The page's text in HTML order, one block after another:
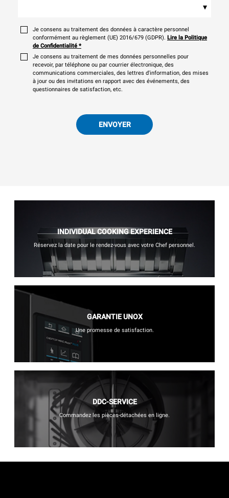
▾
Je consens au traitement des données à caractère personnel
conformément au règlement (UE) 2016/679 (GDPR). Lire la Politique
de Confidentialité *
Je consens au traitement de mes données personnelles pour
recevoir, par téléphone ou par courrier électronique, des
communications commerciales, des lettres d'information, des mises
à jour ou des invitations en rapport avec des événements, des
questionnaires de satisfaction, etc.
ENVOYER
INDIVIDUAL COOKING EXPERIENCE
Réservez la date pour le rendez-vous avec votre Chef personnel.
GARANTIE UNOX
Une promesse de satisfaction.
DDC-SERVICE
Commandez les pièces-détachées en ligne.